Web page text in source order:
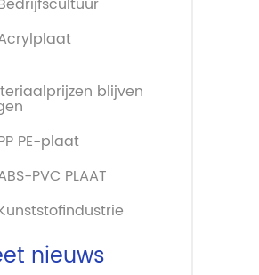
blijven
PE-plaat
PVC PLAAT
nieuws